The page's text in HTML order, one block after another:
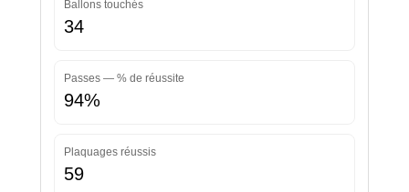
Ballons touchés
34
Passes — % de réussite
94%
Plaquages réussis
59